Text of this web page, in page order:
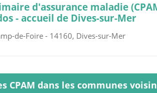
d'assurance maladie
- accueil de Dives-sur-Mer
de-Foire - 14160, Dives-sur-Mer
CPAM dans les communes